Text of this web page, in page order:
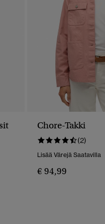
Chore-Takki
(2)
Lisää Värejä Saatavilla
€ 94,99